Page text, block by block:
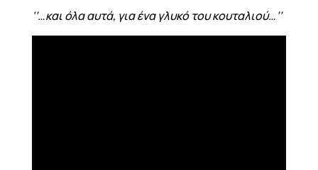
‘’…και όλα αυτά, για ένα γλυκό του κουταλιού…’’